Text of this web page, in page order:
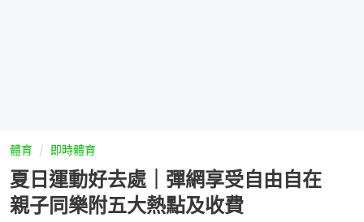
體育 即時體育
夏日運動好去處｜彈網享受自由自在
親子同樂附五大熱點及收費